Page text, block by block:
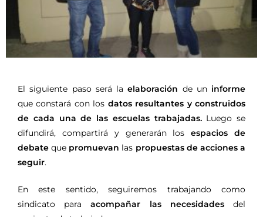
El siguiente paso será la elaboración de uninforme
que constará con los datos resultantes y construidos
de cada una de las escuelas trabajadas.Luego se
difundirá, compartirá y generarán losespacios de
debateque promuevan las propuestas de acciones a
seguir.
En este sentido, seguiremos trabajando como
sindicato paraacompañar las necesidadesdel